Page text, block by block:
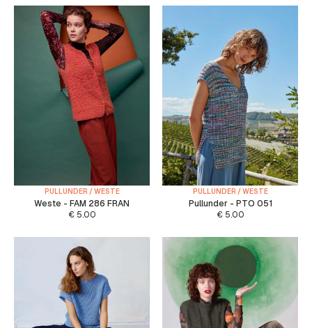
PULLUNDER / WESTE
Weste - FAM 286 FRAN
€5.00
PULLUNDER / WESTE
Pullunder - PTO 051
€5.00